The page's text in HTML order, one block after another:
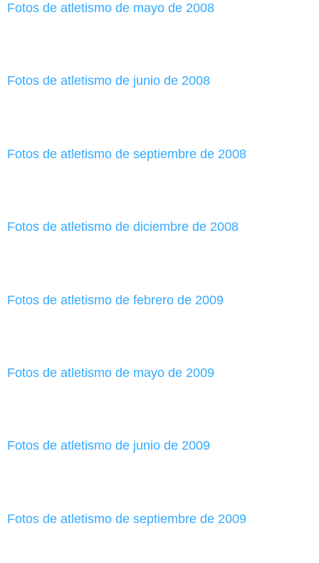
Fotos de atletismo de mayo de 2008
Fotos de atletismo de junio de 2008
Fotos de atletismo de septiembre de 2008
Fotos de atletismo de diciembre de 2008
Fotos de atletismo de febrero de 2009
Fotos de atletismo de mayo de 2009
Fotos de atletismo de junio de 2009
Fotos de atletismo de septiembre de 2009